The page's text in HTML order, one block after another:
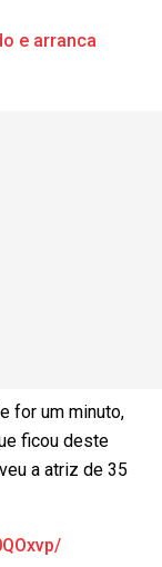
e arranca
for um minuto,
ficou deste
a atriz de 35